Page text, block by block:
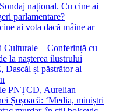
Sondaj național. Cu cine ai
parlamentare?
ai vota dacă mâine ar
– Conferință cu
la nașterea ilustrului
și păstrător al
PNȚCD, Aurelian
Șoșoacă: ‘Media, miniștri